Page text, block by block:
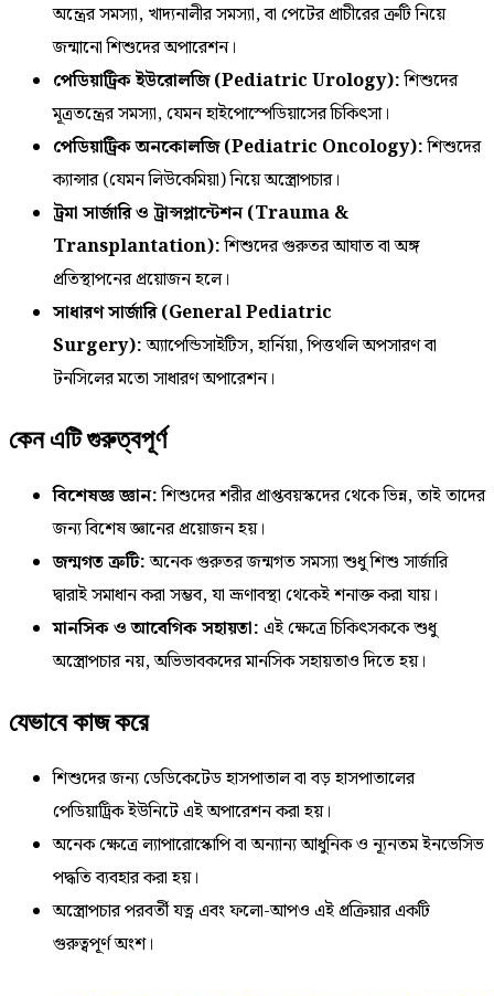
অন্ত্রের সমস্যা, খাদ্যনালীর সমস্যা, বা পেটের প্রাচীরের ত্রুটি নিয়ে
জন্মানো শিশুদের অপারেশন।
পেডিয়াট্রিক ইউরোলজি (Pediatric Urology):শিশুদের
মূত্রতন্ত্রের সমস্যা, যেমন হাইপোস্পেডিয়াসের চিকিৎসা।
পেডিয়াট্রিক অনকোলজি (Pediatric Oncology):শিশুদের
ক্যান্সার (যেমন লিউকেমিয়া) নিয়ে অস্ত্রোপচার।
ট্রমা সার্জারি ও ট্রান্সপ্লান্টেশন (Trauma &
Transplantation):শিশুদের গুরুতর আঘাত বা অঙ্গ
প্রতিস্থাপনের প্রয়োজন হলে।
সাধারণ সার্জারি (General Pediatric
Surgery):অ্যাপেন্ডিসাইটিস, হার্নিয়া, পিত্তথলি অপসারণ বা
টনসিলের মতো সাধারণ অপারেশন।
কেন এটি গুরুত্বপূর্ণ
বিশেষজ্ঞ জ্ঞান:শিশুদের শরীর প্রাপ্তবয়স্কদের থেকে ভিন্ন, তাই তাদের
জন্য বিশেষ জ্ঞানের প্রয়োজন হয়।
জন্মগত ত্রুটি:অনেক গুরুতর জন্মগত সমস্যা শুধু শিশু সার্জারি
দ্বারাই সমাধান করা সম্ভব, যা ভ্রূণাবস্থা থেকেই শনাক্ত করা যায়।
মানসিক ও আবেগিক সহায়তা: এই ক্ষেত্রে চিকিৎসককে শুধু
অস্ত্রোপচার নয়, অভিভাবকদের মানসিক সহায়তাও দিতে হয়।
যেভাবে কাজ করে
শিশুদের জন্য ডেডিকেটেড হাসপাতাল বা বড় হাসপাতালের
পেডিয়াট্রিক ইউনিটে এই অপারেশন করা হয়।
অনেক ক্ষেত্রে ল্যাপারোস্কোপি বা অন্যান্য আধুনিক ও ন্যূনতম ইনভেসিভ
পদ্ধতি ব্যবহার করা হয়।
অস্ত্রোপচার পরবর্তী যত্ন এবং ফলো-আপও এই প্রক্রিয়ার একটি
গুরুত্বপূর্ণ অংশ।